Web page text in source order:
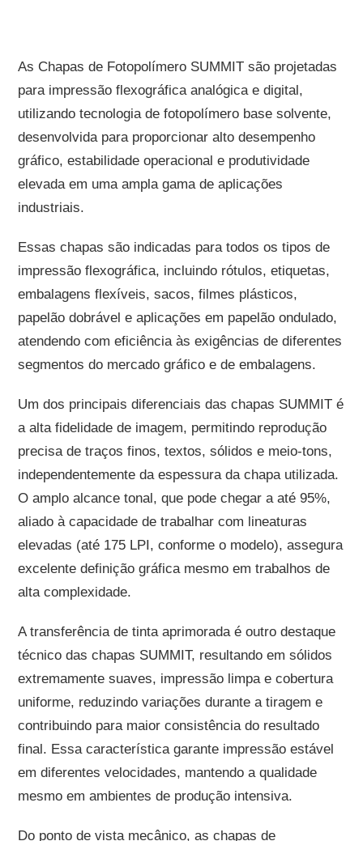
As Chapas de Fotopolímero SUMMIT são projetadas
para impressão flexográfica analógica e digital,
utilizando tecnologia de fotopolímero base solvente,
desenvolvida para proporcionar alto desempenho
gráfico, estabilidade operacional e produtividade
elevada em uma ampla gama de aplicações
industriais.
Essas chapas são indicadas para todos os tipos de
impressão flexográfica, incluindo rótulos, etiquetas,
embalagens flexíveis, sacos, filmes plásticos,
papelão dobrável e aplicações em papelão ondulado,
atendendo com eficiência às exigências de diferentes
segmentos do mercado gráfico e de embalagens.
Um dos principais diferenciais das chapas SUMMIT é
a alta fidelidade de imagem, permitindo reprodução
precisa de traços finos, textos, sólidos e meio-tons,
independentemente da espessura da chapa utilizada.
O amplo alcance tonal, que pode chegar a até 95%,
aliado à capacidade de trabalhar com lineaturas
elevadas (até 175 LPI, conforme o modelo), assegura
excelente definição gráfica mesmo em trabalhos de
alta complexidade.
A transferência de tinta aprimorada é outro destaque
técnico das chapas SUMMIT, resultando em sólidos
extremamente suaves, impressão limpa e cobertura
uniforme, reduzindo variações durante a tiragem e
contribuindo para maior consistência do resultado
final. Essa característica garante impressão estável
em diferentes velocidades, mantendo a qualidade
mesmo em ambientes de produção intensiva.
Do ponto de vista mecânico, as chapas de